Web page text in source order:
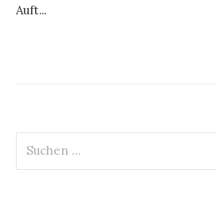
Auft...
nach: